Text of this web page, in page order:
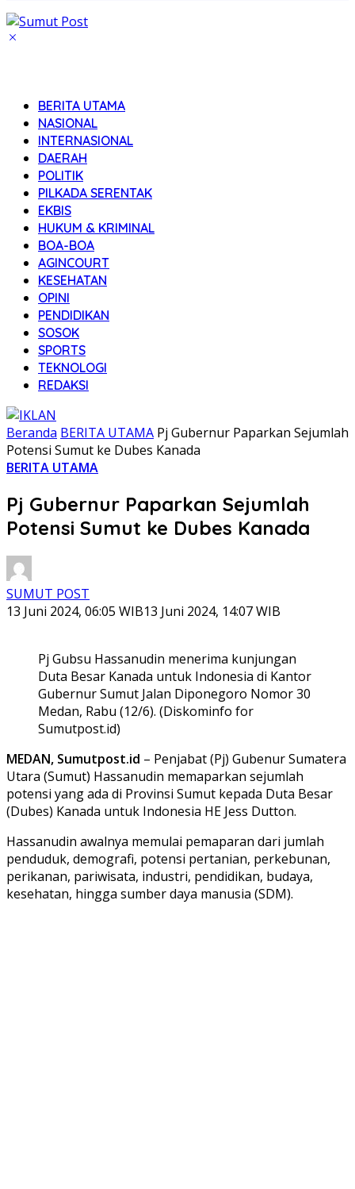
BERITA UTAMA
NASIONAL
INTERNASIONAL
DAERAH
POLITIK
PILKADA SERENTAK
EKBIS
HUKUM & KRIMINAL
BOA-BOA
AGINCOURT
KESEHATAN
OPINI
PENDIDIKAN
SOSOK
SPORTS
TEKNOLOGI
REDAKSI
Beranda BERITA UTAMA Pj Gubernur Paparkan Sejumlah
Potensi Sumut ke Dubes Kanada
BERITA UTAMA
Pj Gubernur Paparkan Sejumlah
Potensi Sumut ke Dubes Kanada
SUMUT POST
13 Juni 2024, 06:05 WIB13 Juni 2024, 14:07 WIB
Pj Gubsu Hassanudin menerima kunjungan
Duta Besar Kanada untuk Indonesia di Kantor
Gubernur Sumut Jalan Diponegoro Nomor 30
Medan, Rabu (12/6). (Diskominfo for
Sumutpost.id)
MEDAN, Sumutpost.id – Penjabat (Pj) Gubenur Sumatera
Utara (Sumut) Hassanudin memaparkan sejumlah
potensi yang ada di Provinsi Sumut kepada Duta Besar
(Dubes) Kanada untuk Indonesia HE Jess Dutton.
Hassanudin awalnya memulai pemaparan dari jumlah
penduduk, demografi, potensi pertanian, perkebunan,
perikanan, pariwisata, industri, pendidikan, budaya,
kesehatan, hingga sumber daya manusia (SDM).